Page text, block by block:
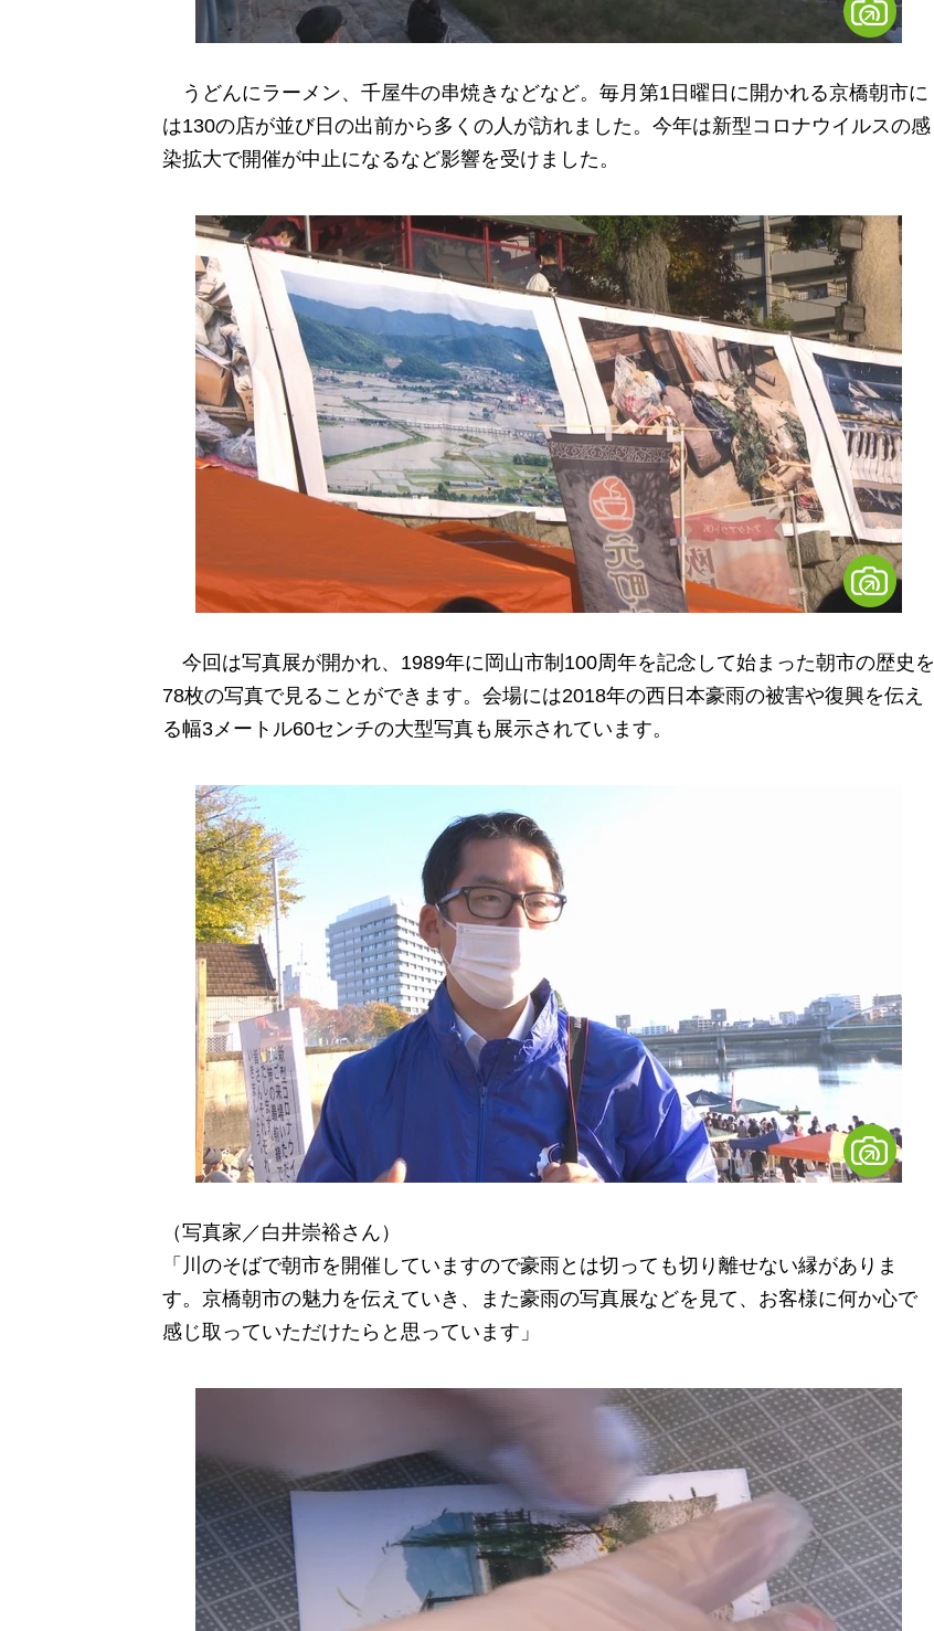
うどんにラーメン、千屋牛の串焼きなどなど。毎月第1日曜日に開かれる京橋朝市に
は130の店が並び日の出前から多くの人が訪れました。今年は新型コロナウイルスの感
染拡大で開催が中止になるなど影響を受けました。
今回は写真展が開かれ、1989年に岡山市制100周年を記念して始まった朝市の歴史を
78枚の写真で見ることができます。会場には2018年の西日本豪雨の被害や復興を伝え
る幅3メートル60センチの大型写真も展示されています。
（写真家／白井崇裕さん）
「川のそばで朝市を開催していますので豪雨とは切っても切り離せない縁がありま
す。京橋朝市の魅力を伝えていき、また豪雨の写真展などを見て、お客様に何か心で
感じ取っていただけたらと思っています」